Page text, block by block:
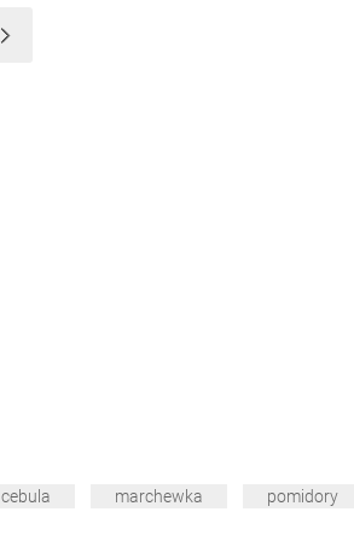
cebula marchewka pomidory